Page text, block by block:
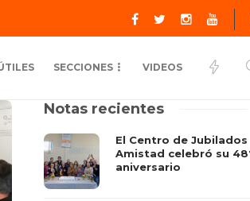
SECCIONES VIDEOS
Notas recientes
El Centro de Jubilados
Amistad celebró su
aniversario